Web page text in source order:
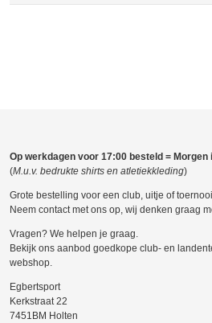
Op werkdagen voor 17:00 besteld = Morgen
(M.u.v. bedrukte shirts en atletiekkleding)
Grote bestelling voor een club, uitje of
Neem contact met ons op, wij denken graag
Vragen? We helpen je graag.
Bekijk ons aanbod goedkope club- en
webshop.
Egbertsport
Kerkstraat 22
7451BM Holten